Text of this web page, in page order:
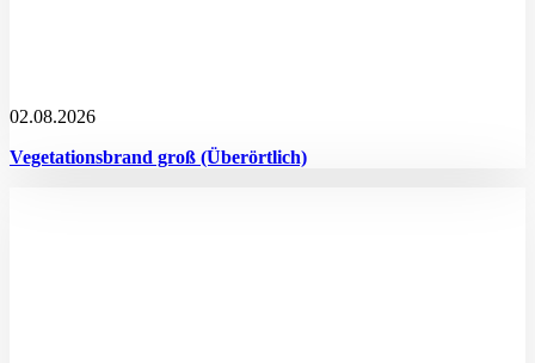
02.08.2026
Vegetationsbrand groß (Überörtlich)